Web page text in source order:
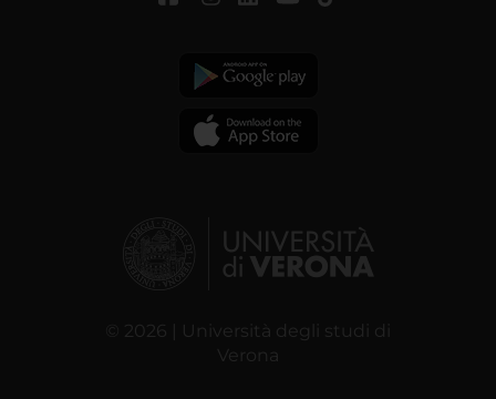
© 2026 | Università degli studi di
Verona